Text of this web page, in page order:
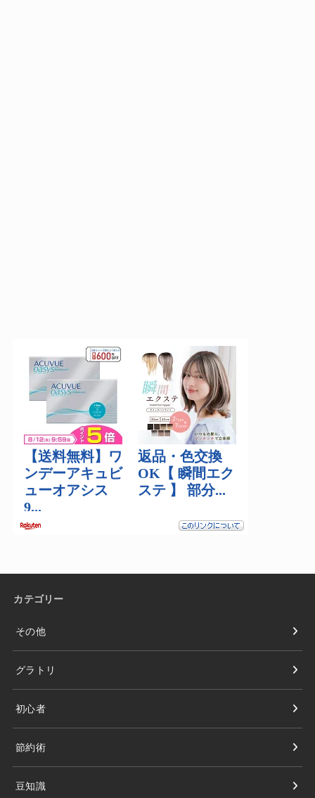
カテゴリー
その他
グラトリ
初心者
節約術
豆知識